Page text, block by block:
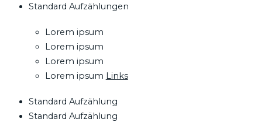
Standard Aufzählungen
Lorem ipsum
Lorem ipsum
Lorem ipsum
Lorem ipsum Links
Standard Aufzählung
Standard Aufzählung